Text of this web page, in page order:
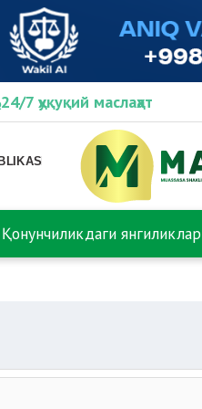
24/7 ҳуқуқий маслаҳат
Қонунчиликдаги янгиликлар